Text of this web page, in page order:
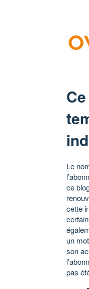
Le
ce
cette
un
son
pas